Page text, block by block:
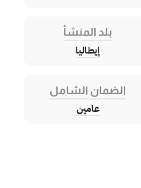
بلد المنشأ
إيطاليا
الضمان الشامل
عامين